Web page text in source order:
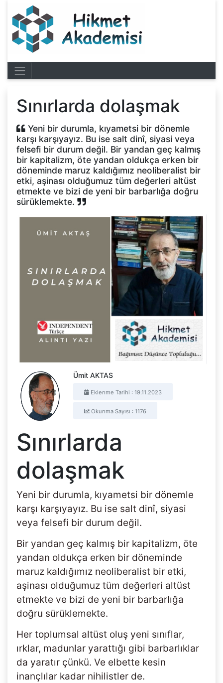
Sınırlarda dolaşmak
Yeni bir durumla, kıyametsi bir dönemle
karşı karşıyayız. Bu ise salt dinî, siyasi veya
felsefi bir durum değil. Bir yandan geç kalmış
bir kapitalizm, öte yandan oldukça erken bir
döneminde maruz kaldığımız neoliberalist bir
etki, aşinası olduğumuz tüm değerleri altüst
etmekte ve bizi de yeni bir barbarlığa doğru
sürüklemekte.
Ümit AKTAS
Eklenme Tarihi : 19.11.2023
Okunma Sayısı : 1176
Sınırlarda
dolaşmak
Yeni bir durumla, kıyametsi bir dönemle
karşı karşıyayız. Bu ise salt dinî, siyasi
veya felsefi bir durum değil.
Bir yandan geç kalmış bir kapitalizm, öte
yandan oldukça erken bir döneminde
maruz kaldığımız neoliberalist bir etki,
aşinası olduğumuz tüm değerleri altüst
etmekte ve bizi de yeni bir barbarlığa
doğru sürüklemekte.
Her toplumsal altüst oluş yeni sınıflar,
ırklar, madunlar yarattığı gibi barbarlıklar
da yaratır çünkü. Ve elbette kesin
inançlılar kadar nihilistler de.